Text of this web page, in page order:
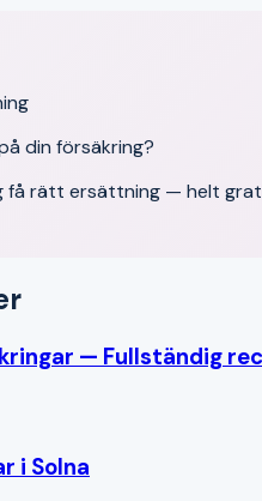
din försäkring?
få rätt ersättning — helt
— Fullständig
i Solna